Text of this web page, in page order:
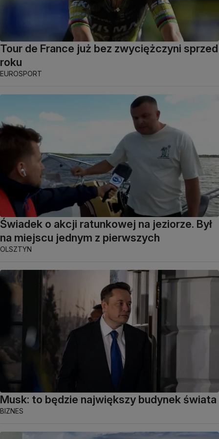
Tour de France już bez zwyciężczyni sprzed
roku
EUROSPORT
Świadek o akcji ratunkowej na jeziorze. Był
na miejscu jednym z pierwszych
OLSZTYN
Musk: to będzie największy budynek świata
BIZNES